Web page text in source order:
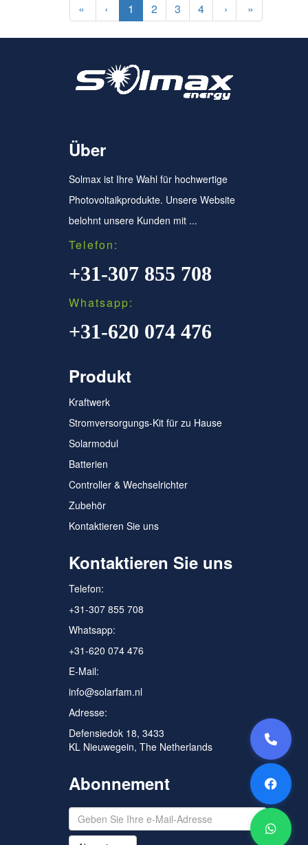
« ‹ 1 2 3 4 › »
Über
Solmax ist Ihre Wahl für hochwertige
Photovoltaikprodukte. Unsere Website
belohnt unsere Kunden mit ...
Telefon:
+31-307 855 708
Whatsapp:
+31-620 074 476
Produkt
Kraftwerk
Stromversorgungs-Kit für zu Hause
Solarmodul
Batterien
Controller & Wechselrichter
Zubehör
Kontaktieren Sie uns
Kontaktieren Sie uns
Telefon:
+31-307 855 708
Whatsapp:
+31-620 074 476
E-Mail:
info@solarfam.nl
Adresse:
Defensiedok 18, 3433
KL Nieuwegein, The Netherlands
Abonnement